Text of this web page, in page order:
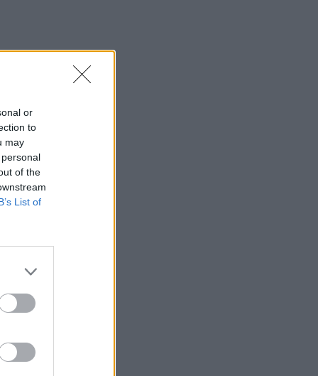
or
to
may
of the
List of